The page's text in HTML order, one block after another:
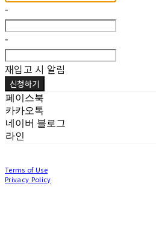
-
-
재입고 시 알림
신청하기
페이스북
카카오톡
네이버 블로그
라인
Terms of Use
Privacy Policy